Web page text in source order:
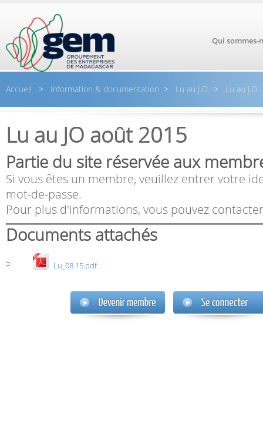
Qui sommes-
Accueil > Information & documentation > Lu au J.O. > Lu au J.O.
Lu au JO août 2015
Partie du site réservée aux
Si vous êtes un membre, veuillez entrer votre
mot-de-passe.
Pour plus d'informations, vous pouvez
Documents attachés
Lu_08.15.pdf